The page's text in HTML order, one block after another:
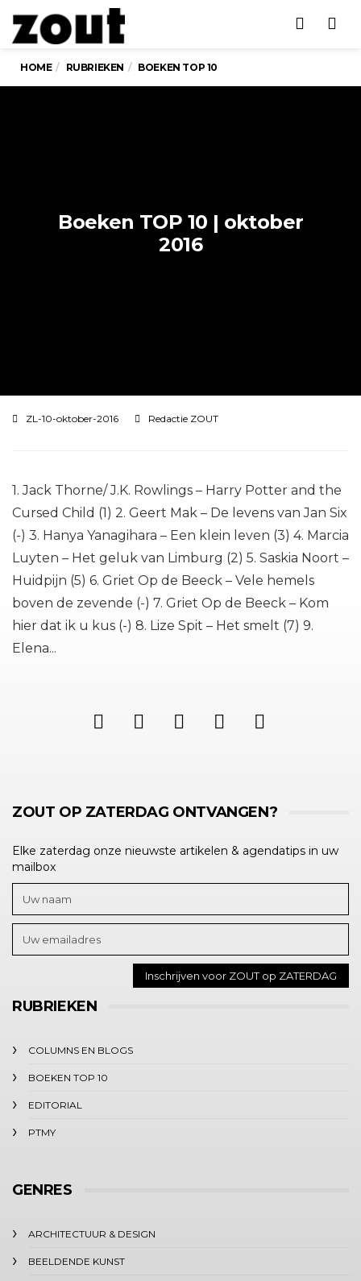
HOME RUBRIEKEN BOEKEN TOP 10
Boeken TOP 10 | oktober
2016
ZL-10-oktober-2016 Redactie ZOUT
1. Jack Thorne/ J.K. Rowlings – Harry Potter and the
Cursed Child (1) 2. Geert Mak – De levens van Jan Six
(-) 3. Hanya Yanagihara – Een klein leven (3) 4. Marcia
Luyten – Het geluk van Limburg (2) 5. Saskia Noort –
Huidpijn (5) 6. Griet Op de Beeck – Vele hemels
boven de zevende (-) 7. Griet Op de Beeck – Kom
hier dat ik u kus (-) 8. Lize Spit – Het smelt (7) 9.
Elena...
ZOUT OP ZATERDAG ONTVANGEN?
Elke zaterdag onze nieuwste artikelen & agendatips in uw
mailbox
RUBRIEKEN
COLUMNS EN BLOGS
BOEKEN TOP 10
EDITORIAL
PTMY
GENRES
ARCHITECTUUR & DESIGN
BEELDENDE KUNST